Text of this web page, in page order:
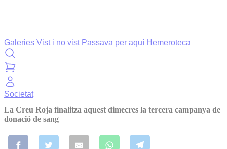
Galeries Vist i no vist Passava per aquí Hemeroteca
Societat
La Creu Roja finalitza aquest dimecres la tercera campanya de
donació de sang